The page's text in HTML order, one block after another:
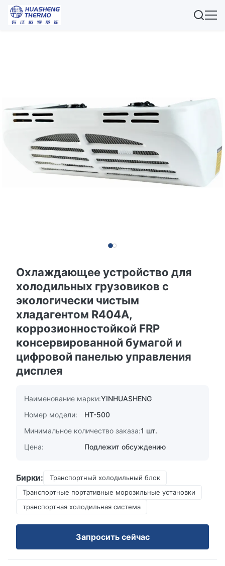
Охлаждающее устройство для
холодильных грузовиков с
экологически чистым
хладагентом R404A,
коррозионностойкой FRP
консервированной бумагой и
цифровой панелью управления
дисплея
Наименование марки:YINHUASHENG
Номер модели:
HT-500
Минимальное количество заказа:1 шт.
Цена:
Подлежит обсуждению
Бирки:
Транспортный холодильный блок
Транспортные портативные морозильные установки
транспортная холодильная система
Запросить сейчас